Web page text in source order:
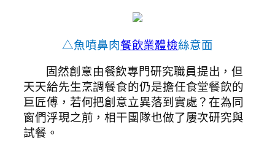
△魚噴鼻肉餐飲業體檢絲意面
固然創意由餐飲專門研究職員提出，但
天天給先生烹調餐食的仍是擔任食堂餐飲的
巨匠傅，若何把創意立異落到實處？在為同
窗們浮現之前，相干團隊也做了屢次研究與
試餐。